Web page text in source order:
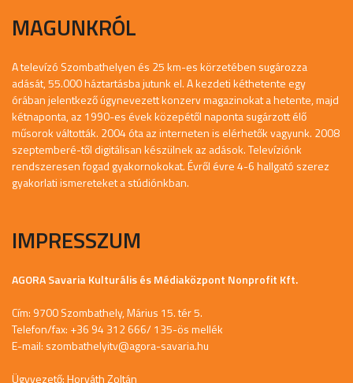
MAGUNKRÓL
A televízó Szombathelyen és 25 km-es körzetében sugározza
adását, 55.000 háztartásba jutunk el. A kezdeti kéthetente egy
órában jelentkező úgynevezett konzerv magazinokat a hetente, majd
kétnaponta, az 1990-es évek közepétől naponta sugárzott élő
műsorok váltották. 2004 óta az interneten is elérhetők vagyunk. 2008
szeptemberé-től digitálisan készülnek az adások. Televíziónk
rendszeresen fogad gyakornokokat. Évről évre 4-6 hallgató szerez
gyakorlati ismereteket a stúdiónkban.
IMPRESSZUM
AGORA Savaria Kulturális és Médiaközpont Nonprofit Kft.
Cím: 9700 Szombathely, Márius 15. tér 5.
Telefon/fax: +36 94 312 666/ 135-ös mellék
E-mail: szombathelyitv@agora-savaria.hu
Ügyvezető: Horváth Zoltán